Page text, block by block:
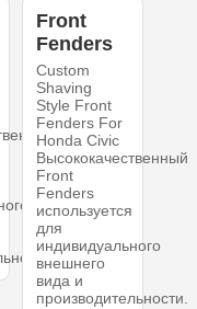
Front
Fenders
Custom
Shaving
Style Front
Fenders For
Honda Civic
Высококачественный
Front
Fenders
используется
для
индивидуального
внешнего
вида и
производительности.